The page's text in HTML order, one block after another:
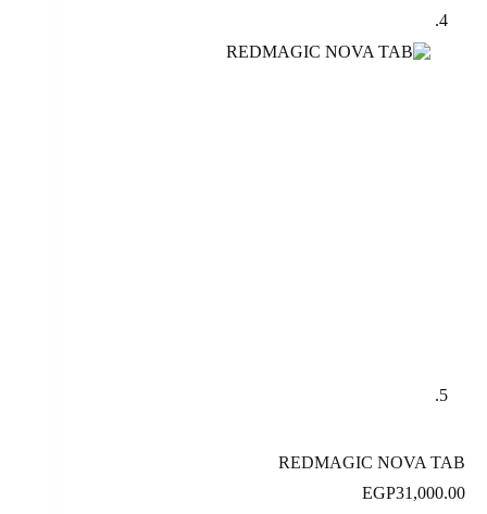
REDMAGIC NOVA TAB
EGP31,000.00